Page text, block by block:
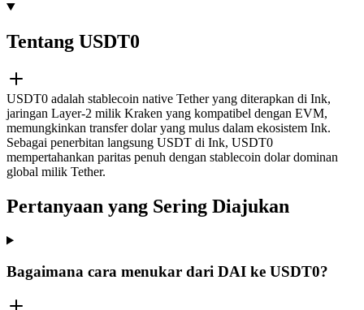
Tentang USDT0
USDT0 adalah stablecoin native Tether yang diterapkan di Ink,
jaringan Layer-2 milik Kraken yang kompatibel dengan EVM,
memungkinkan transfer dolar yang mulus dalam ekosistem Ink.
Sebagai penerbitan langsung USDT di Ink, USDT0
mempertahankan paritas penuh dengan stablecoin dolar dominan
global milik Tether.
Pertanyaan yang Sering Diajukan
Bagaimana cara menukar dari DAI ke USDT0?